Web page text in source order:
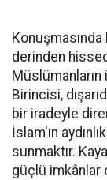
derinden
Birincisi,
bir iradeyle
İslam'ın
sunmaktır.
güçlü imkânlar